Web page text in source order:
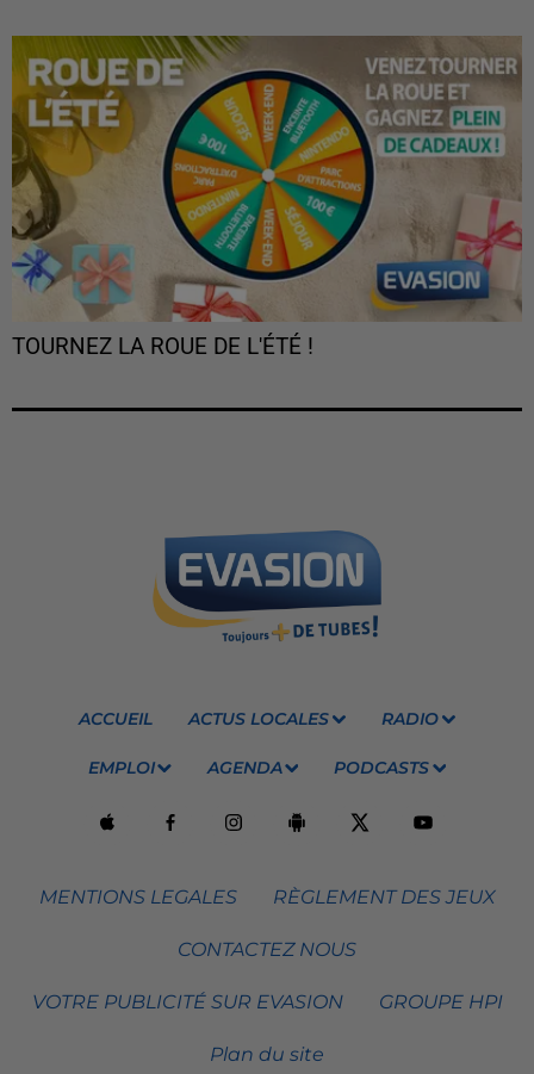
TOURNEZ LA ROUE DE L'ÉTÉ !
ACCUEIL ACTUS LOCALES RADIO
EMPLOI AGENDA PODCASTS
MENTIONS LEGALES RÈGLEMENT DES JEUX
CONTACTEZ NOUS
VOTRE PUBLICITÉ SUR EVASION GROUPE HPI
Plan du site